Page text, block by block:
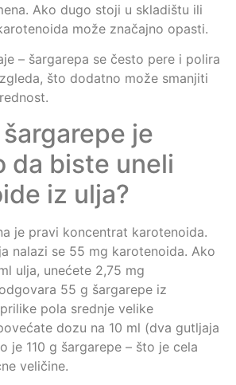
Ako dugo stoji u skladištu ili
može značajno opasti.
– šargarepa se često pere i polira
što dodatno može smanjiti
je
da biste uneli
iz ulja?
je pravi koncentrat karotenoida.
nalazi se 55 mg karotenoida. Ako
ulja, unećete 2,75 mg
55 g šargarepe iz
pola srednje velike
dozu na 10 ml (dva gutljaja
je 110 g šargarepe – što je cela
veličine.